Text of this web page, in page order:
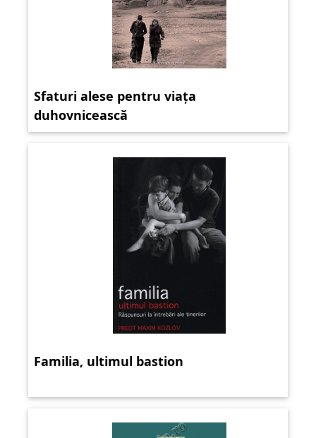
Sfaturi alese pentru viața
duhovnicească
Familia, ultimul bastion